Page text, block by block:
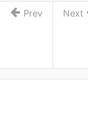
Next
Prev